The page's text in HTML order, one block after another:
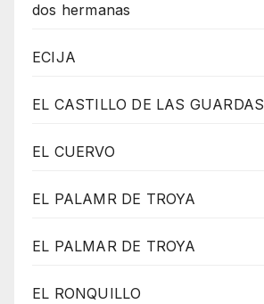
dos hermanas
ECIJA
EL CASTILLO DE LAS GUARDAS
EL CUERVO
EL PALAMR DE TROYA
EL PALMAR DE TROYA
EL RONQUILLO